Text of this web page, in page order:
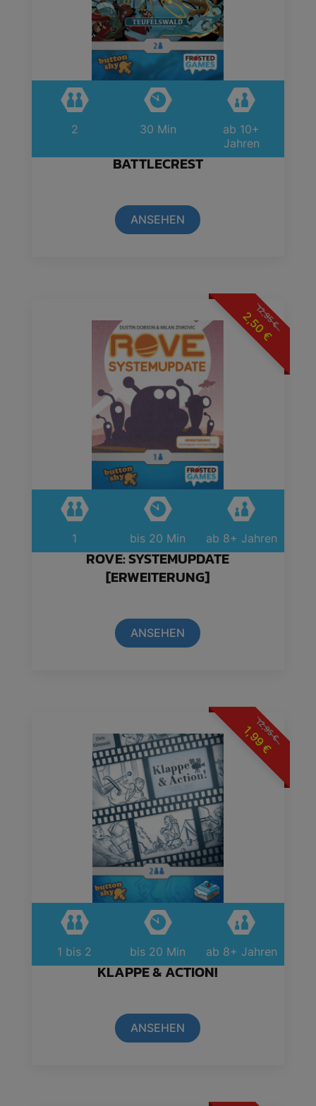
2 30 Min
ab 10+
Jahren
BATTLECREST
ANSEHEN
12,95
€
2,50
€
1 bis 20 Min ab 8+ Jahren
ROVE: SYSTEMUPDATE
[ERWEITERUNG]
ANSEHEN
12,95
€
1,99
€
1 bis 2 bis 20 Min ab 8+ Jahren
KLAPPE & ACTION!
ANSEHEN